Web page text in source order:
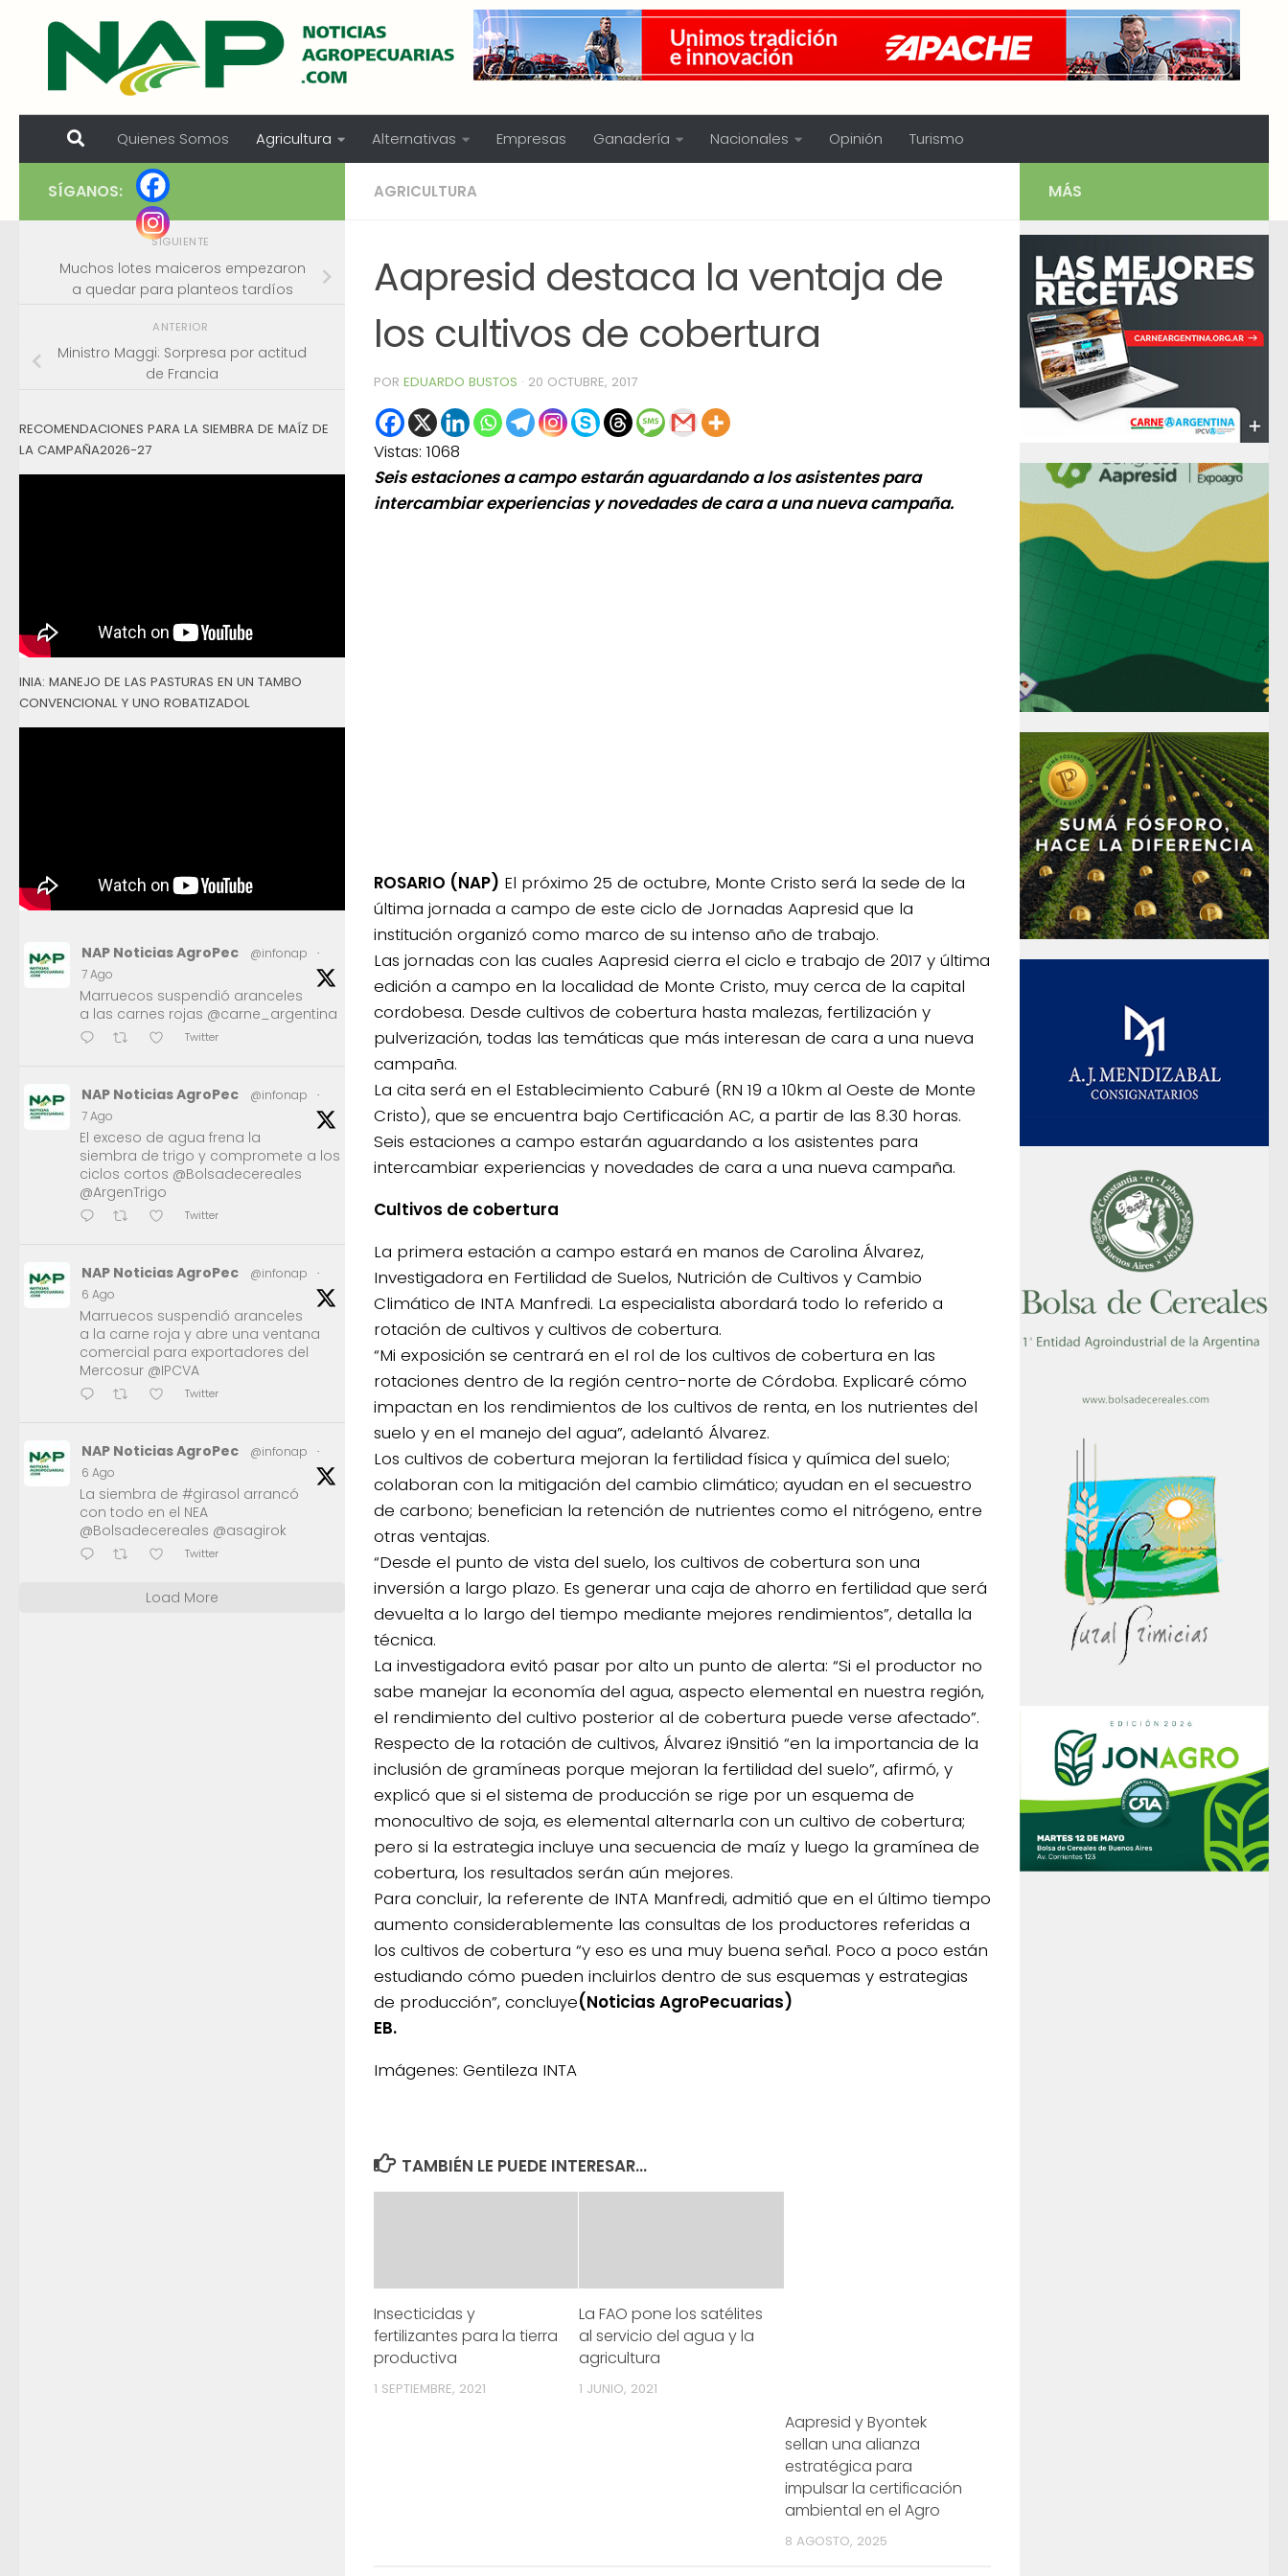
Skip to content
Quienes Somos Agricultura Alternativas Empresas Ganadería Nacionales Opinión Turismo
AGRICULTURA
Aapresid destaca la ventaja de
los cultivos de cobertura
POR EDUARDO BUSTOS · 20 OCTUBRE, 2017
Vistas: 1068
Seis estaciones a campo estarán aguardando a los asistentes para
intercambiar experiencias y novedades de cara a una nueva campaña.
ROSARIO (NAP) El próximo 25 de octubre, Monte Cristo será la sede de la
última jornada a campo de este ciclo de Jornadas Aapresid que la
institución organizó como marco de su intenso año de trabajo.
Las jornadas con las cuales Aapresid cierra el ciclo e trabajo de 2017 y última
edición a campo en la localidad de Monte Cristo, muy cerca de la capital
cordobesa. Desde cultivos de cobertura hasta malezas, fertilización y
pulverización, todas las temáticas que más interesan de cara a una nueva
campaña.
La cita será en el Establecimiento Caburé (RN 19 a 10km al Oeste de Monte
Cristo), que se encuentra bajo Certificación AC, a partir de las 8.30 horas.
Seis estaciones a campo estarán aguardando a los asistentes para
intercambiar experiencias y novedades de cara a una nueva campaña.
Cultivos de cobertura
La primera estación a campo estará en manos de Carolina Álvarez,
Investigadora en Fertilidad de Suelos, Nutrición de Cultivos y Cambio
Climático de INTA Manfredi. La especialista abordará todo lo referido a
rotación de cultivos y cultivos de cobertura.
“Mi exposición se centrará en el rol de los cultivos de cobertura en las
rotaciones dentro de la región centro-norte de Córdoba. Explicaré cómo
impactan en los rendimientos de los cultivos de renta, en los nutrientes del
suelo y en el manejo del agua”, adelantó Álvarez.
Los cultivos de cobertura mejoran la fertilidad física y química del suelo;
colaboran con la mitigación del cambio climático; ayudan en el secuestro
de carbono; benefician la retención de nutrientes como el nitrógeno, entre
otras ventajas.
“Desde el punto de vista del suelo, los cultivos de cobertura son una
inversión a largo plazo. Es generar una caja de ahorro en fertilidad que será
devuelta a lo largo del tiempo mediante mejores rendimientos”, detalla la
técnica.
La investigadora evitó pasar por alto un punto de alerta: “Si el productor no
sabe manejar la economía del agua, aspecto elemental en nuestra región,
el rendimiento del cultivo posterior al de cobertura puede verse afectado”.
Respecto de la rotación de cultivos, Álvarez i9nsitió “en la importancia de la
inclusión de gramíneas porque mejoran la fertilidad del suelo”, afirmó, y
explicó que si el sistema de producción se rige por un esquema de
monocultivo de soja, es elemental alternarla con un cultivo de cobertura;
pero si la estrategia incluye una secuencia de maíz y luego la gramínea de
cobertura, los resultados serán aún mejores.
Para concluir, la referente de INTA Manfredi, admitió que en el último tiempo
aumento considerablemente las consultas de los productores referidas a
los cultivos de cobertura “y eso es una muy buena señal. Poco a poco están
estudiando cómo pueden incluirlos dentro de sus esquemas y estrategias
de producción”, concluye(Noticias AgroPecuarias)
EB.
Imágenes: Gentileza INTA
TAMBIÉN LE PUEDE INTERESAR...
Insecticidas y
fertilizantes para la tierra
productiva
1 SEPTIEMBRE, 2021
La FAO pone los satélites
al servicio del agua y la
agricultura
1 JUNIO, 2021
Aapresid y Byontek
sellan una alianza
estratégica para
impulsar la certificación
ambiental en el Agro
8 AGOSTO, 2025
SÍGANOS:
SIGUIENTE
Muchos lotes maiceros empezaron
a quedar para planteos tardíos
ANTERIOR
Ministro Maggi: Sorpresa por actitud
de Francia
RECOMENDACIONES PARA LA SIEMBRA DE MAÍZ DE
LA CAMPAÑA2026-27
INIA: MANEJO DE LAS PASTURAS EN UN TAMBO
CONVENCIONAL Y UNO ROBATIZADOL
NAP Noticias AgroPec @infonap
·
7 Ago
Marruecos suspendió aranceles
a las carnes rojas @carne_argentina
Twitter
NAP Noticias AgroPec @infonap
·
7 Ago
El exceso de agua frena la
siembra de trigo y compromete a los
ciclos cortos @Bolsadecereales
@ArgenTrigo
Twitter
NAP Noticias AgroPec @infonap
·
6 Ago
Marruecos suspendió aranceles
a la carne roja y abre una ventana
comercial para exportadores del
Mercosur @IPCVA
Twitter
NAP Noticias AgroPec @infonap
·
6 Ago
La siembra de #girasol arrancó
con todo en el NEA
@Bolsadecereales @asagirok
Twitter
Load More
MÁS